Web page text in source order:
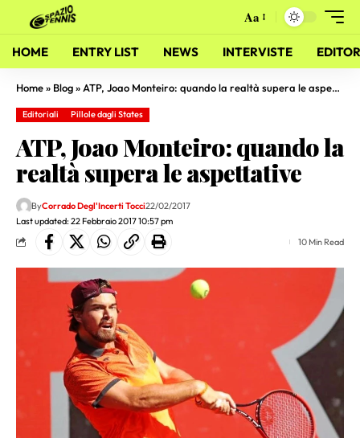
Aa
HOME ENTRY LIST NEWS INTERVISTE
Home» Blog» ATP, Joao Monteiro: quando la realtà supera le aspettative
Editoriali Pillole dagli States
ATP, Joao Monteiro: quando la
realtà supera le aspettative
Last updated: 22 Febbraio 2017 10:57 pm
ByCorrado Degl'Incerti Tocci22/02/2017
10 Min Read